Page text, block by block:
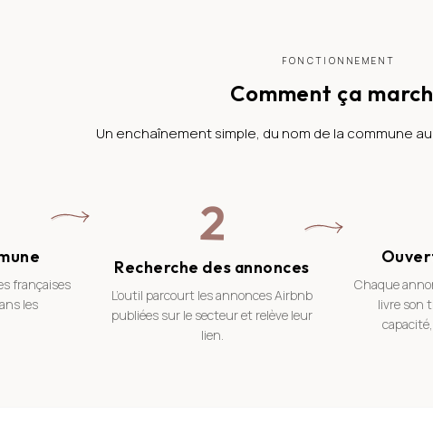
FONCTIONNEMENT
Comment ça
Un enchaînement simple, du nom de la commune
françaises
les
2
Recherche des annonces
L’outil parcourt les annonces Airbnb
publiées sur le secteur et relève leur
lien.
Chaque
livre son